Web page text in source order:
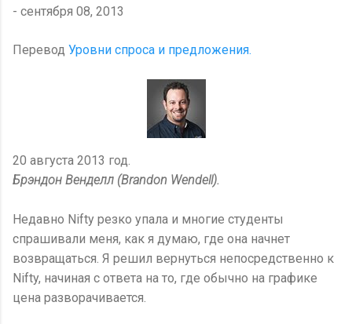
- сентября 08, 2013
Перевод Уровни спроса и предложения.
20 августа 2013 год.
Брэндон Венделл (Brandon Wendell).
Недавно Nifty резко упала и многие студенты
спрашивали меня, как я думаю, где она начнет
возвращаться. Я решил вернуться непосредственно к
Nifty, начиная с ответа на то, где обычно на графике
цена разворачивается.